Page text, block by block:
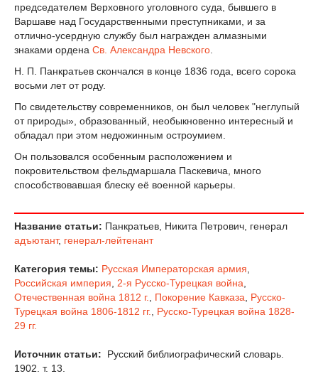
председателем Верховного уголовного суда, бывшего в
Варшаве над Государственными преступниками, и за
отлично-усердную службу был награжден алмазными
знаками ордена Св. Александра Невского.
Н. П. Панкратьев скончался в конце 1836 года, всего сорока
восьми лет от роду.
По свидетельству современников, он был человек "неглупый
от природы», образованный, необыкновенно интересный и
обладал при этом недюжинным остроумием.
Он пользовался особенным расположением и
покровительством фельдмаршала Паскевича, много
способствовавшая блеску её военной карьеры.
Название статьи: Панкратьев, Никита Петрович, генерал
адъютант, генерал-лейтенант
Категория темы: Русская Императорская армия,
Российская империя, 2-я Русско-Турецкая война,
Отечественная война 1812 г., Покорение Кавказа, Русско-
Турецкая война 1806-1812 гг., Русско-Турецкая война 1828-
29 гг.
Источник статьи:
Русский библиографический словарь.
1902. т. 13.